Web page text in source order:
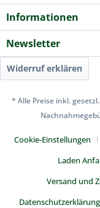
Informationen
Newsletter
Widerruf erklären
* Alle Preise inkl.
Cookie-Einstellungen
Laden
Versand und
Datenschutzerklärung